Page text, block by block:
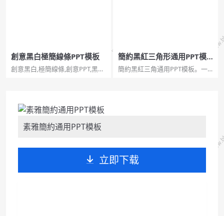
創意黑白極簡線條PPT模板
創意黑白,極簡線條,創意PPT,黑白
簡約黑紅三角形通用PPT模
板
簡約黑紅三角通用PPT模板。一
素雅簡約通用PPT模板
立即下载